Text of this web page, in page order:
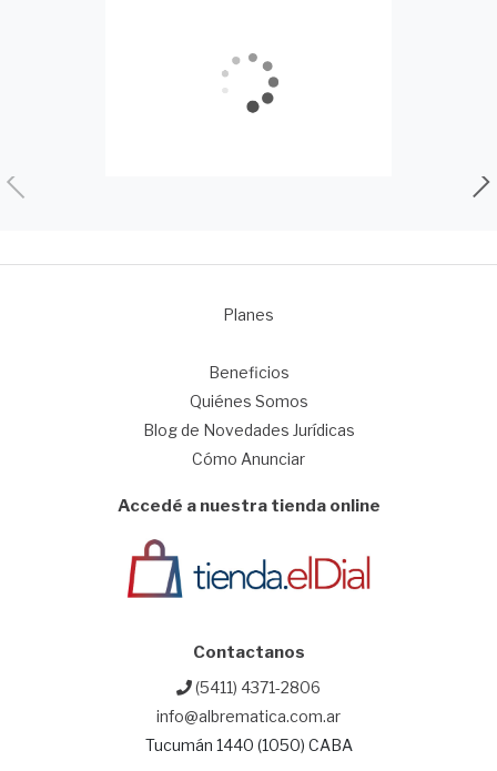
Planes
Beneficios
Quiénes Somos
Blog de Novedades Jurídicas
Cómo Anunciar
Accedé a nuestra tienda online
Contactanos
(5411) 4371-2806
info@albrematica.com.ar
Tucumán 1440 (1050) CABA